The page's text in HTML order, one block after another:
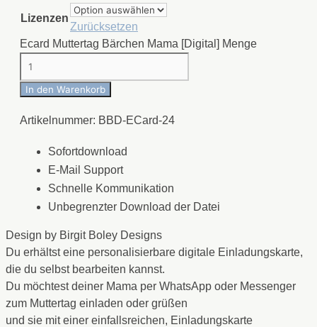
Lizenzen
Zurücksetzen
Ecard Muttertag Bärchen Mama [Digital] Menge
In den Warenkorb
Artikelnummer: BBD-ECard-24
Sofortdownload
E-Mail Support
Schnelle Kommunikation
Unbegrenzter Download der Datei
Design by Birgit Boley Designs
Du erhältst eine personalisierbare digitale Einladungskarte,
die du selbst bearbeiten kannst.
Du möchtest deiner Mama per WhatsApp oder Messenger
zum Muttertag einladen oder grüßen
und sie mit einer einfallsreichen, Einladungskarte